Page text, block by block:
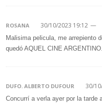
ROSANA 30/10/2023 19:12 —
Malisima pelicula, me arrepiento
quedó AQUEL CINE
DUFO. ALBERTO DUFOUR 30/
Concurrí a verla ayer por la tarde